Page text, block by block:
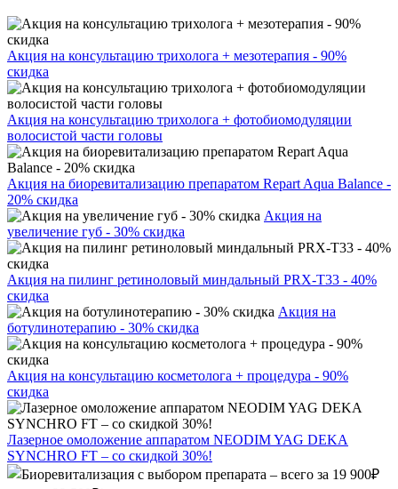
Акция на консультацию трихолога + мезотерапия - 90%
скидка
Акция на консультацию трихолога + фотобиомодуляции
волосистой части головы
Акция на биоревитализацию препаратом Repart Aqua Balance -
20% скидка
Акция на
увеличение губ - 30% скидка
Акция на пилинг ретиноловый миндальный PRX-T33 - 40%
скидка
Акция на
ботулинотерапию - 30% скидка
Акция на консультацию косметолога + процедура - 90%
скидка
Лазерное омоложение аппаратом NEODIM YAG DEKA
SYNCHRO FT – со скидкой 30%!